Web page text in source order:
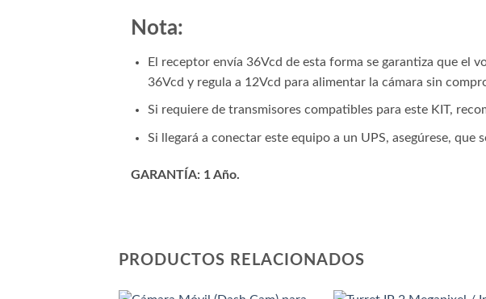
Nota:
El receptor envía 36Vcd de esta forma se garantiza que el
36Vcd y regula a 12Vcd para alimentar la cámara sin
Si requiere de transmisores compatibles para este KIT,
Si llegará a conectar este equipo a un UPS, asegúrese, que
GARANTÍA: 1 Año.
PRODUCTOS RELACIONADOS